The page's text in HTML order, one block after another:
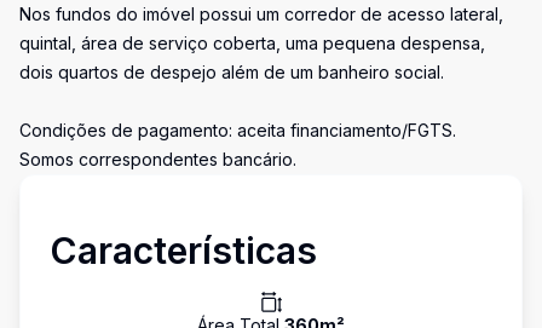
Nos fundos do imóvel possui um corredor de acesso lateral,
quintal, área de serviço coberta, uma pequena despensa,
dois quartos de despejo além de um banheiro social.
Condições de pagamento: aceita financiamento/FGTS.
Somos correspondentes bancário.
Características